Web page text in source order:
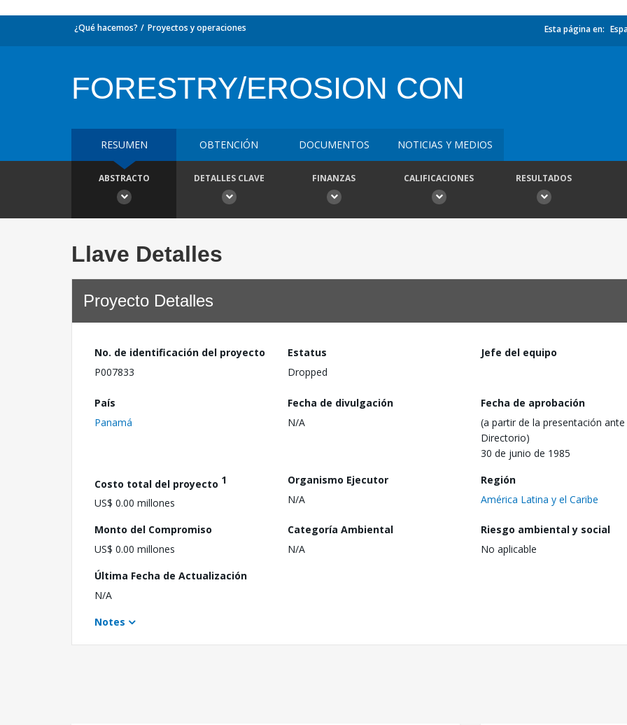
¿Qué hacemos? Proyectos y operaciones Esta página en:
FORESTRY/EROSION CON
RESUMEN OBTENCIÓN DOCUMENTOS NOTICIAS Y MEDIOS
ABSTRACTO DETALLES CLAVE FINANZAS CALIFICACIONES RESULTADOS
Llave Detalles
Proyecto Detalles
No. de identificación del proyecto
P007833
Estatus
Dropped
Jefe del equipo
País
Panamá
Fecha de divulgación
N/A
Fecha de aprobación
(a partir de la presentación ante
Directorio)
30 de junio de 1985
Costo total del proyecto 1
US$ 0.00 millones
Organismo Ejecutor
N/A
Región
América Latina y el Caribe
Monto del Compromiso
US$ 0.00 millones
Categoría Ambiental
N/A
Riesgo ambiental y social
No aplicable
Última Fecha de Actualización
N/A
Notes